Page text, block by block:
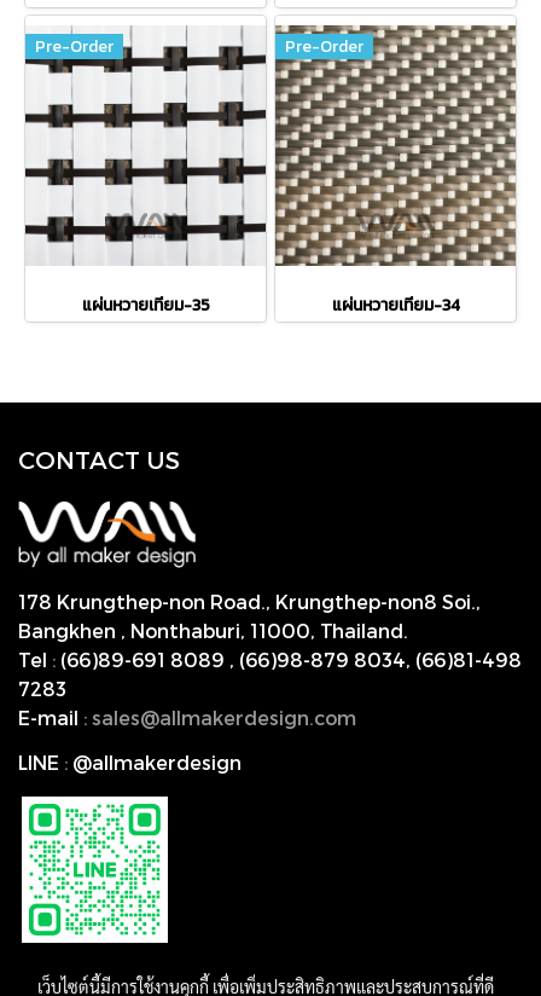
Pre-Order
แผ่นหวายเทียม-35
Pre-Order
แผ่นหวายเทียม-34
CONTACT US
178 Krungthep-non Road., Krungthep-non8 Soi.,
Bangkhen , Nonthaburi, 11000, Thailand.
Tel : (66)89-691 8089 , (66)98-879 8034, (66)81-498
7283
E-mail : sales@allmakerdesign.com
LINE : @allmakerdesign
เว็บไซต์นี้มีการใช้งานคุกกี้ เพื่อเพิ่มประสิทธิภาพและประสบการณ์ที่ดี